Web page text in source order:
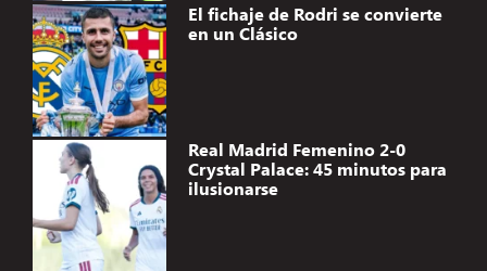
El fichaje de Rodri se convierte
en un Clásico
Real Madrid Femenino 2-0
Crystal Palace: 45 minutos para
ilusionarse